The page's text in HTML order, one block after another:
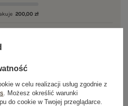
200,00 zł
w celu realizacji usług zgodnie z
. Możesz określić warunki
do cookie w Twojej przeglądarce.